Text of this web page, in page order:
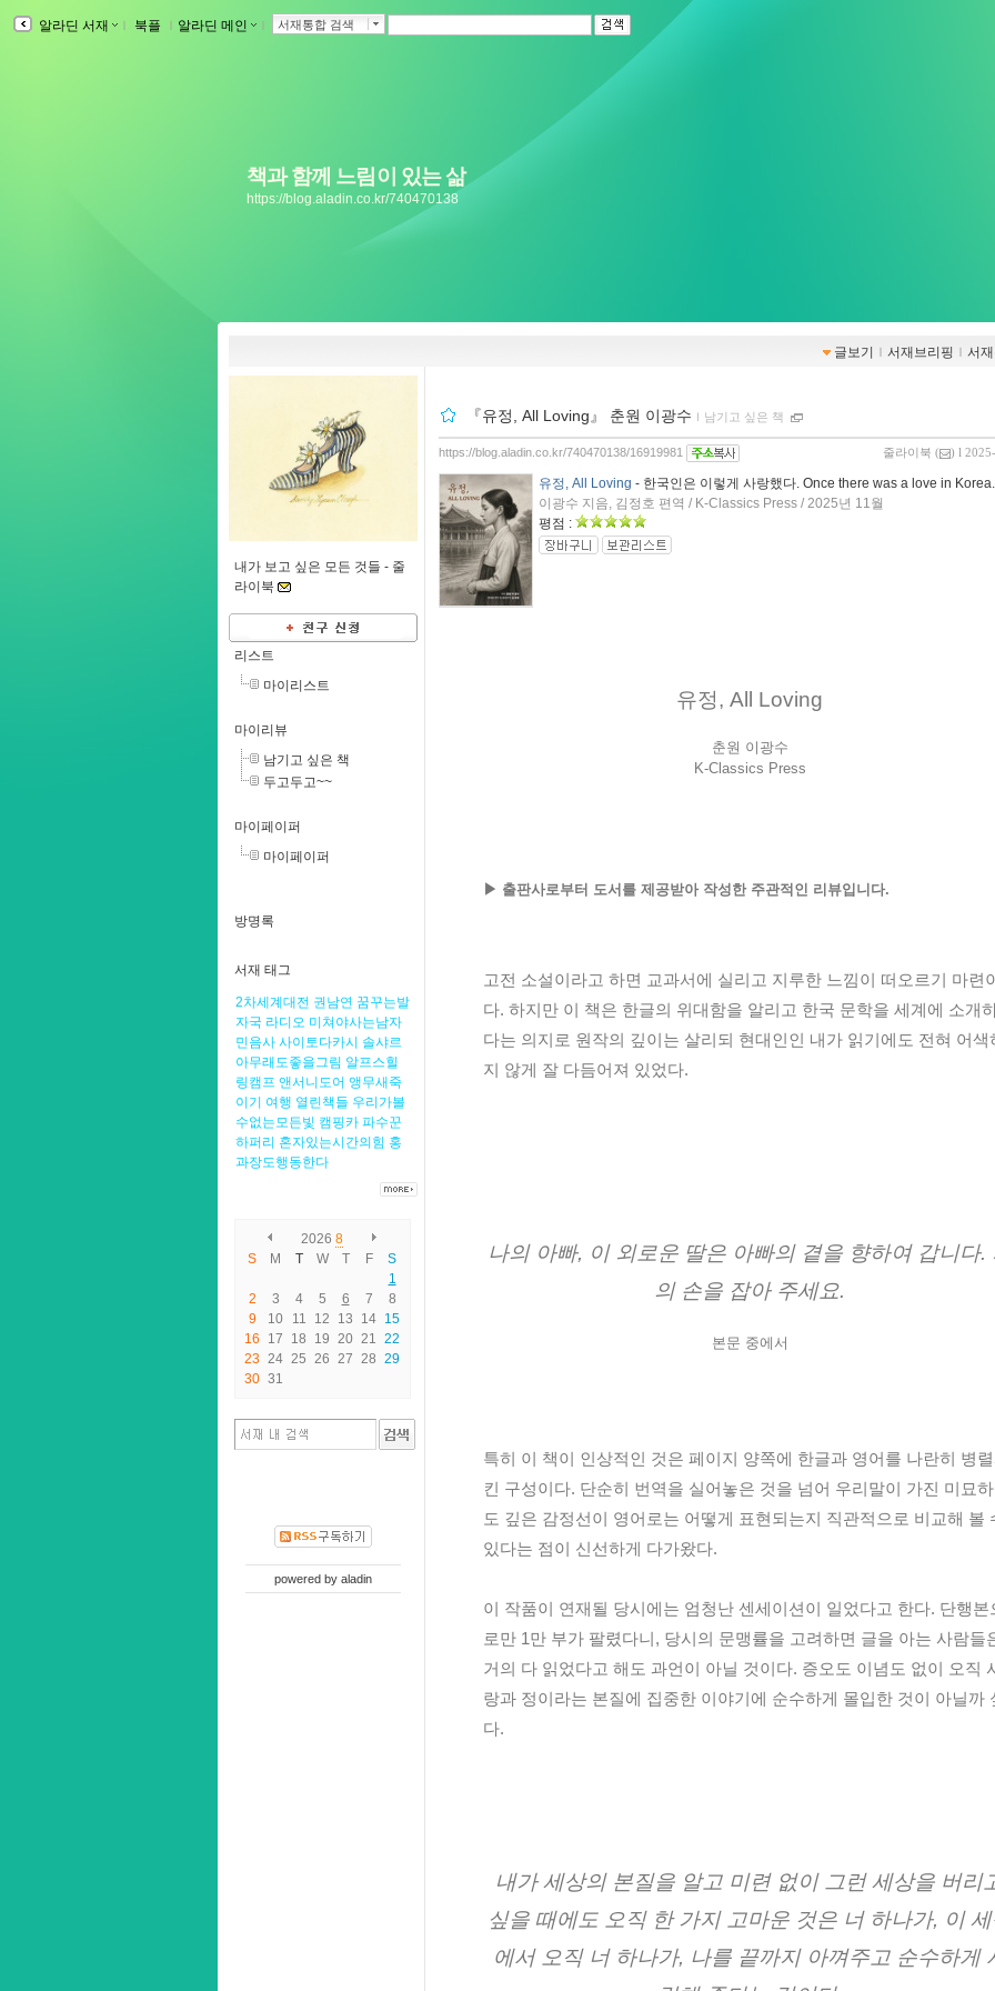
알라딘 서재 ｌ 북플 ｌ 알라딘 메인 서재통합 검색
책과 함께 느림이 있는 삶
https://blog.aladin.co.kr/740470138
글보기 ｌ 서재브리핑 ｌ 서재
내가 보고 싶은 모든 것들 - 줄
라이북
리스트
마이리스트
마이리뷰
남기고 싶은 책
두고두고~~
마이페이퍼
마이페이퍼
방명록
서재 태그
2차세계대전 권남연 꿈꾸는발
자국 라디오 미쳐야사는남자
민음사 사이토다카시
솔샤르
아무래도좋을그림 알프스힐
링캠프 앤서니도어 앵무새죽
이기
여행 열린책들 우리가볼
수없는모든빛 캠핑카 파수꾼
하퍼리 혼자있는시간의힘 홍
과장도행동한다
2026 8
S
M T W T F
S
1
2
3 4 5 6 7
8
9
10 11 12 13 14 15
16
17 18 19 20 21 22
23 24 25 26 27 28 29
30 31
powered by aladin
『유정, All Loving』 춘원 이광수 ｌ 남기고 싶은 책
줄라이북 ( ) l
https://blog.aladin.co.kr/740470138/16919981
유정, All Loving - 한국인은 이렇게 사랑했다. Once there was a love in Korea.
이광수 지음, 김정호 편역 / K-Classics Press / 2025년 11월
평점 :
유정, All Loving
춘원 이광수
K-Classics Press
▶ 출판사로부터 도서를 제공받아 작성한 주관적인 리뷰입니다.
고전 소설이라고 하면 교과서에 실리고 지루한 느낌이 떠오르기 마련이
다. 하지만 이 책은 한글의 위대함을 알리고 한국 문학을 세계에 소개
다는 의지로 원작의 깊이는 살리되 현대인인 내가 읽기에도 전혀 어색
지 않게 잘 다듬어져 있었다.
나의 아빠, 이 외로운 딸은 아빠의 곁을 향하여 갑니다.
의 손을 잡아 주세요.
본문 중에서
특히 이 책이 인상적인 것은 페이지 양쪽에 한글과 영어를 나란히 병렬
킨 구성이다. 단순히 번역을 실어놓은 것을 넘어 우리말이 가진 미묘
도 깊은 감정선이 영어로는 어떻게 표현되는지 직관적으로 비교해 볼
있다는 점이 신선하게 다가왔다.
이 작품이 연재될 당시에는 엄청난 센세이션이 일었다고 한다. 단행본
로만 1만 부가 팔렸다니, 당시의 문맹률을 고려하면 글을 아는 사람들
거의 다 읽었다고 해도 과언이 아닐 것이다. 증오도 이념도 없이 오직
랑과 정이라는 본질에 집중한 이야기에 순수하게 몰입한 것이 아닐까
다.
내가 세상의 본질을 알고 미련 없이 그런 세상을 버리
싶을 때에도 오직 한 가지 고마운 것은 너 하나가, 이
에서 오직 너 하나가, 나를 끝까지 아껴주고 순수하게